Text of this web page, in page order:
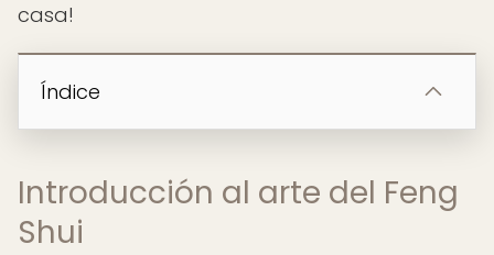
casa!
Índice
Introducción al arte del Feng
Shui